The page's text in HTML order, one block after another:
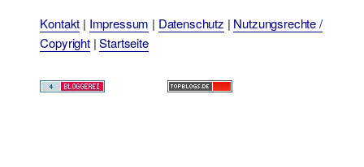
Kontakt | Impressum | Datenschutz | Nutzungsrechte /
Copyright|Startseite